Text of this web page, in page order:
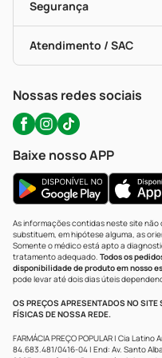
Formas De Pagamento
Troca E Devolução
Bulas De A A Z
Políticas De Marketplace
Serviços Farmacêuticos
Testes Rápidos
Autoteste Covid-19
Segurança
Portal Da Privacidade
Atendimento / SAC
Nossas redes sociais
Baixe nosso APP
As informações contidas neste site
substituem, em hipótese alguma, as
Somente o médico está apto a
tratamento adequado. Todos os
disponibilidade de produto em nosso
pode levar até dois dias úteis
OS PREÇOS APRESENTADOS NO
FÍSICAS DE NOSSA REDE.
FARMÁCIA PREÇO POPULAR | Cia
84.683.481/0416-04 | End: Av. Santo